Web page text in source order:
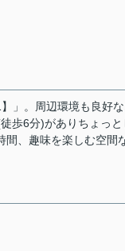
」。周辺環境も良好
歩6分)がありちょっ
、趣味を楽しむ空